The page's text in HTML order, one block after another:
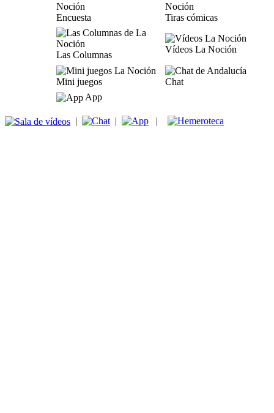
Encuesta Tiras cómicas
Las Columnas
Vídeos La Noción
Mini juegos
Chat
App
| | |